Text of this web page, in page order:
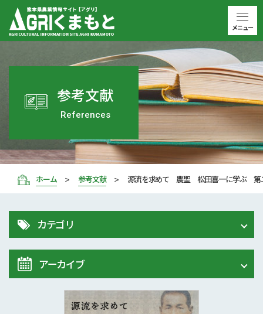
参考文献
References
ホーム 参考文献 源流を求めて 農聖 松田喜一に学ぶ 第
カテゴリ
Vitamin Table
アーカイブ
2020年 (7)
メニュー